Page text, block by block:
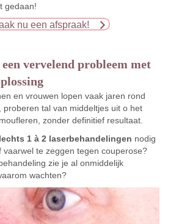
gedaan!
nu een afspraak!
een vervelend probleem met
en vrouwen lopen vaak jaren rond
proberen tal van middeltjes uit o het
zonder definitief resultaat.
1 à 2 laserbehandelingen nodig
vaarwel te zeggen tegen couperose?
zie je al onmiddelijk
wachten?